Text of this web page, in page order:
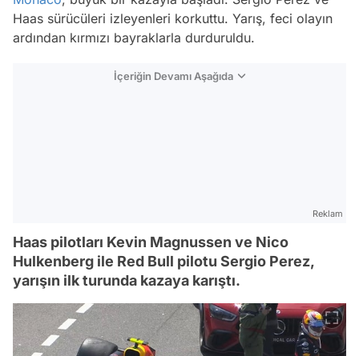
Haas sürücüleri izleyenleri korkuttu. Yarış, feci olayın
ardından kırmızı bayraklarla durduruldu.
İçeriğin Devamı Aşağıda
Reklam
Haas pilotları Kevin Magnussen ve Nico
Hulkenberg ile Red Bull pilotu Sergio Perez,
yarışın ilk turunda kazaya karıştı.